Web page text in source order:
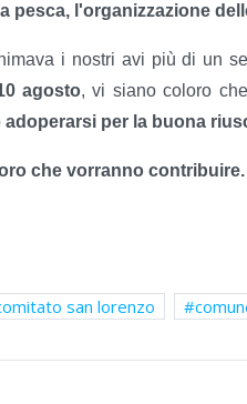
pesca, l'organizzazione
i nostri avi più di un
agosto, vi siano coloro
adoperarsi per la buona
che vorranno contribuire.
san lorenzo